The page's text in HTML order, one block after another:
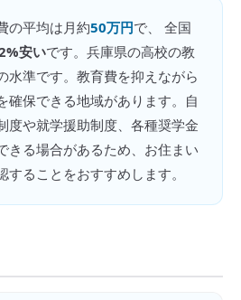
の平均は月約50万円で、 全国
安いです。 兵庫県の高校の教
水準です。教育費を抑えながら
確保できる地域があります。自
度や就学援助制度、各種奨学金
きる場合があるため、お住まい
ることをおすすめします。